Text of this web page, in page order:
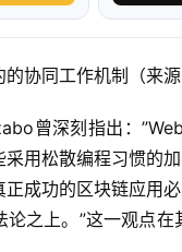
协同工作机制（来
曾深刻指出：
采用松散编程习惯的
成功的区块链应用必
论之上。”这一观点